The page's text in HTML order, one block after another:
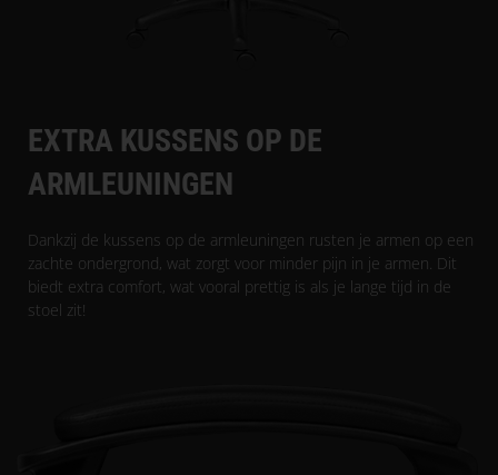
EXTRA KUSSENS OP DE
ARMLEUNINGEN
Dankzij de kussens op de armleuningen rusten je armen op een
zachte ondergrond, wat zorgt voor minder pijn in je armen. Dit
biedt extra comfort, wat vooral prettig is als je lange tijd in de
stoel zit!